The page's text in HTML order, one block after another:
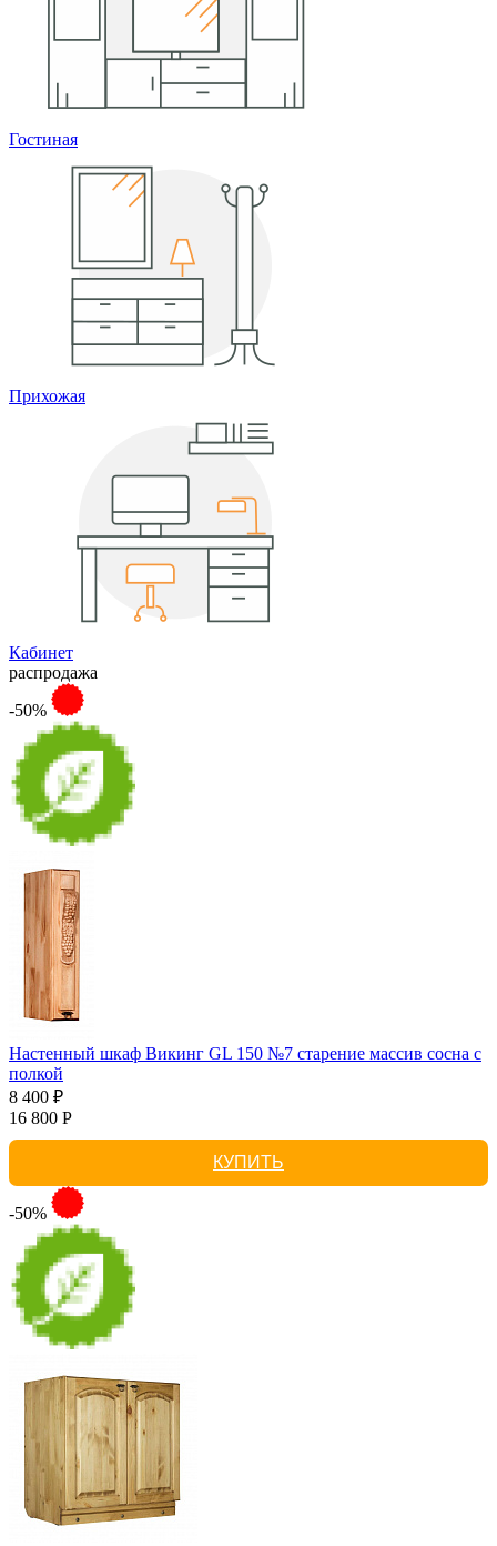
Гостиная
Прихожая
Кабинет
распродажа
-50%
Настенный шкаф Викинг GL 150 №7 старение массив сосна с
полкой
8 400 ₽
16 800 Р
КУПИТЬ
-50%